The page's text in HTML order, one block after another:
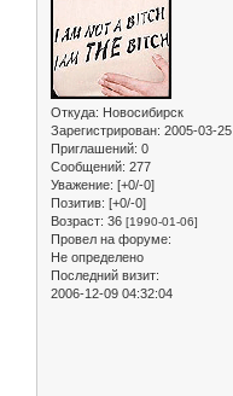
Откуда: Новосибирск
Зарегистрирован: 2005-03-25
Приглашений: 0
Сообщений: 277
Уважение: [+0/-0]
Позитив: [+0/-0]
Возраст: 36 [1990-01-06]
Провел на форуме:
Не определено
Последний визит:
2006-12-09 04:32:04